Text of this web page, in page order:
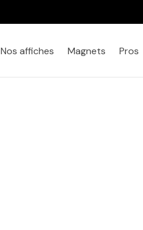
Nos affiches Magnets Pros